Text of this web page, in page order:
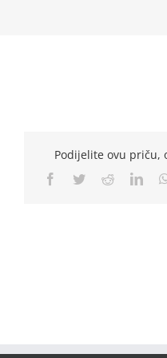
Podijelite ovu priču,
Facebook
TwitterReddit